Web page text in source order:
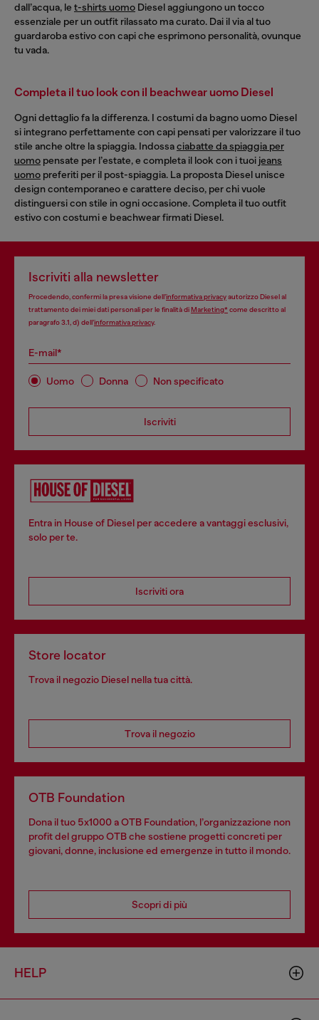
dall’acqua, le t-shirts uomo Diesel aggiungono un tocco
essenziale per un outfit rilassato ma curato. Dai il via al tuo
guardaroba estivo con capi che esprimono personalità, ovunque
tu vada.
Completa il tuo look con il beachwear uomo Diesel
Ogni dettaglio fa la differenza. I costumi da bagno uomo Diesel
si integrano perfettamente con capi pensati per valorizzare il tuo
stile anche oltre la spiaggia. Indossaciabatte da spiaggia per
uomo pensate per l’estate, e completa il look con i tuoi jeans
uomo preferiti per il post-spiaggia. La proposta Diesel unisce
design contemporaneo e carattere deciso, per chi vuole
distinguersi con stile in ogni occasione. Completa il tuo outfit
estivo con costumi e beachwear firmati Diesel.
Iscriviti alla newsletter
Procedendo, confermi la presa visione dell’informativa privacyautorizzo Diesel al
trattamento dei miei dati personali per le finalità diMarketing*come descritto al
paragrafo 3.1, d) dell’informativa privacy.
E-mail*
Uomo Donna Non specificato
Iscriviti
Entra in House of Diesel per accedere a vantaggi esclusivi,
solo per te.
Iscriviti ora
Store locator
Trova il negozio Diesel nella tua città.
Trova il negozio
OTB Foundation
Dona il tuo 5x1000 a OTB Foundation, l’organizzazione non
profit del gruppo OTB che sostiene progetti concreti per
giovani, donne, inclusione ed emergenze in tutto il mondo.
Scopri di più
HELP